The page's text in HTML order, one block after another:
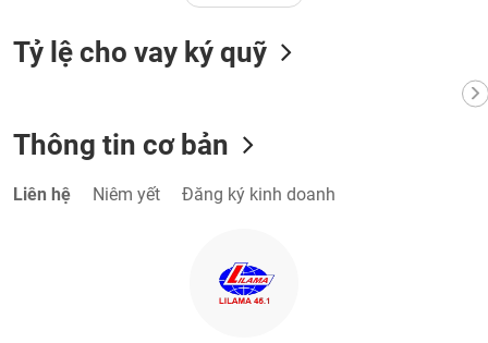
Tỷ lệ cho vay ký quỹ
Thông tin cơ bản
Liên hệ Niêm yết Đăng ký kinh doanh